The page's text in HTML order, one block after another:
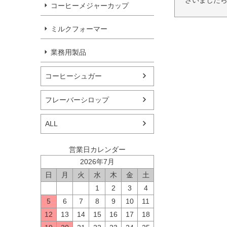
コーヒーメジャーカップ
ミルクフォーマー
業務用製品
コーヒーシュガー
フレーバーシロップ
ALL
営業日カレンダー
2026年7月
日
月 火 水 木 金
土
1
2 3
4
5
6 7 8 9 10
11
12
13 14 15 16 17
18